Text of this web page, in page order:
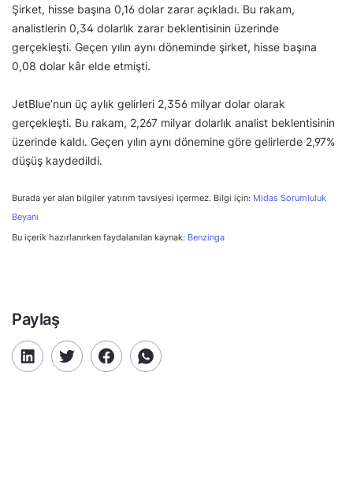
Şirket, hisse başına 0,16 dolar zarar açıkladı. Bu rakam,
analistlerin 0,34 dolarlık zarar beklentisinin üzerinde
gerçekleşti. Geçen yılın aynı döneminde şirket, hisse başına
0,08 dolar kâr elde etmişti.
JetBlue’nun üç aylık gelirleri 2,356 milyar dolar olarak
gerçekleşti. Bu rakam, 2,267 milyar dolarlık analist beklentisinin
üzerinde kaldı. Geçen yılın aynı dönemine göre gelirlerde 2,97%
düşüş kaydedildi.
Burada yer alan bilgiler yatırım tavsiyesi içermez. Bilgi için: Midas Sorumluluk
Beyanı
Bu içerik hazırlanırken faydalanılan kaynak: Benzinga
Paylaş